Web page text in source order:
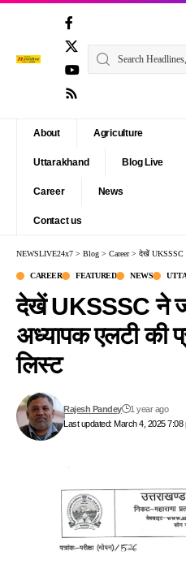
About Agriculture
Uttarakhand Blog Live
Career News
Contact us
NEWSLIVE24x7 > Blog > Career> देखें UKSSSC ने
CAREER FEATURED NEWS
देखें UKSSSC ने
अध्यापक एलटी की
लिस्ट
Last updated: March 4, 2025 7:08
Rajesh Pandey 1 year ago